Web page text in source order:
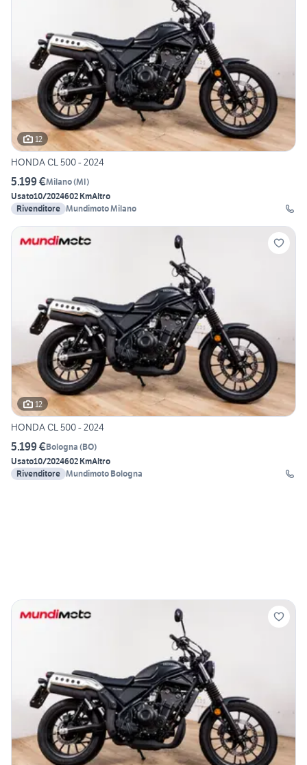
12
HONDA CL 500 - 2024
5.199 €Milano(MI)
Usato10/2024602 KmAltro
Rivenditore Mundimoto Milano
12
HONDA CL 500 - 2024
5.199 €Bologna (BO)
Usato10/2024602 KmAltro
Rivenditore Mundimoto Bologna